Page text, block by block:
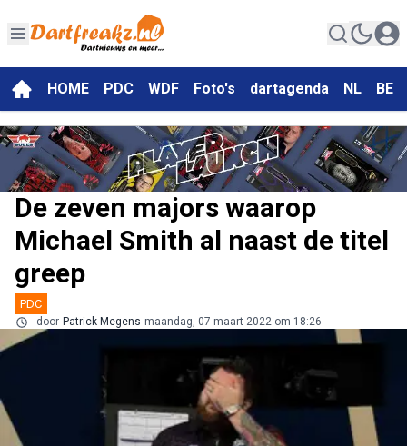
HOME PDC WDF Foto's dartagenda NL BE
De zeven majors waarop
Michael Smith al naast de titel
greep
PDC
door Patrick Megens maandag, 07 maart 2022 om 18:26